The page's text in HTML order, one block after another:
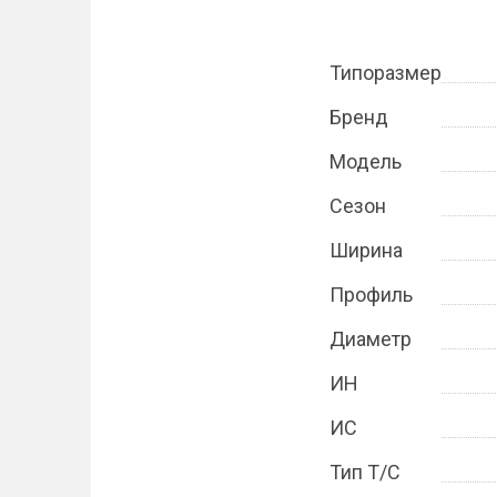
Типоразмер
Бренд
Модель
Сезон
Ширина
Профиль
Диаметр
ИН
ИС
Тип Т/С